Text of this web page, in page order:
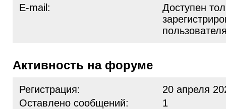
E-mail:
Доступен
Активность на форуме
Регистрация:
20 апреля
Оставлено сообщений:
1